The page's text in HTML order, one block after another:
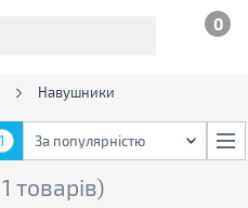
0
Навушники
товарів)
1 За популярністю
За популярністю